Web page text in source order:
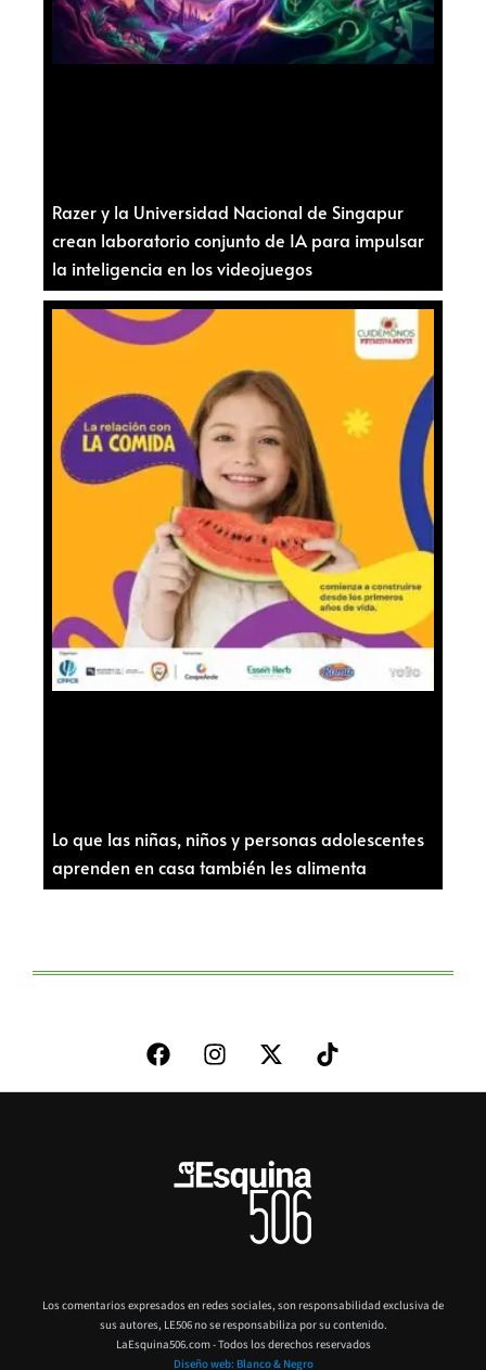
Razer y la Universidad Nacional de Singapur
crean laboratorio conjunto de IA para impulsar
la inteligencia en los videojuegos
Lo que las niñas, niños y personas adolescentes
aprenden en casa también les alimenta
Los comentarios expresados en redes sociales, son responsabilidad exclusiva de
sus autores, LE506 no se responsabiliza por su contenido.
LaEsquina506.com - Todos los derechos reservados
Diseño web: Blanco & Negro